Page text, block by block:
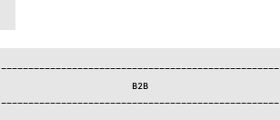
———————————————————————————————————————————————————
B2B
———————————————————————————————————————————————————